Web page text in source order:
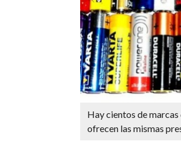
Hay cientos de
ofrecen las mismas